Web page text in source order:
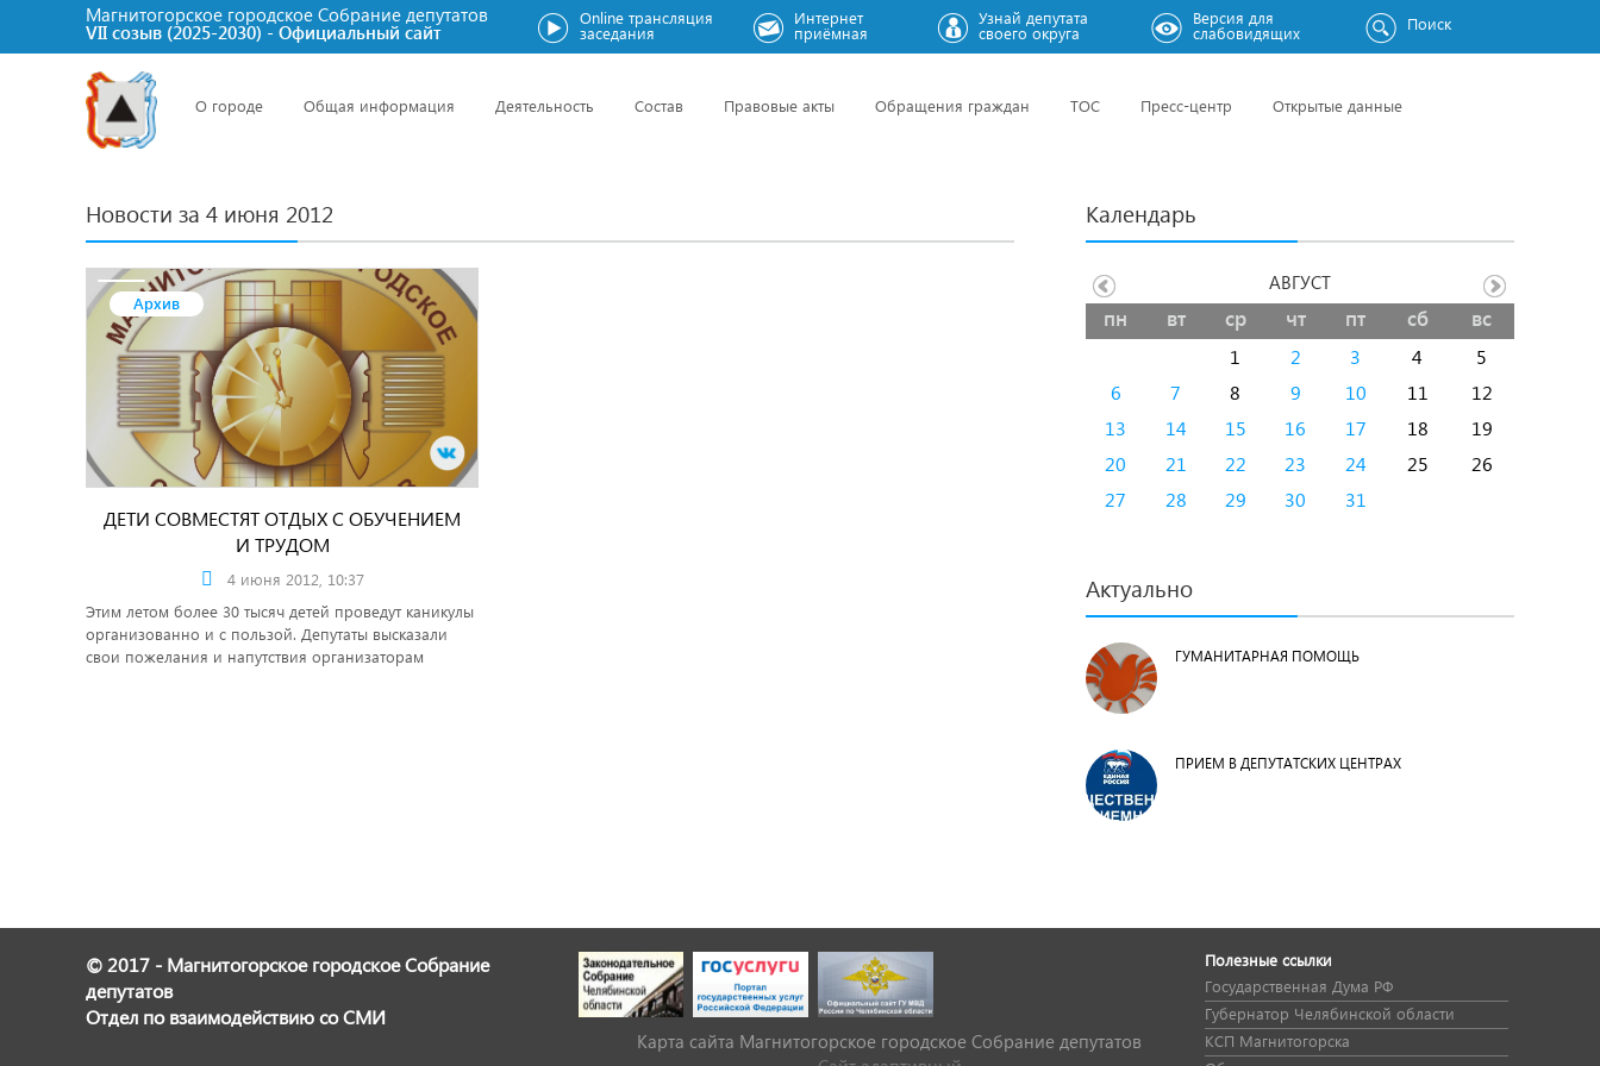
Магнитогорское городское Cобрание депутатов
VII созыв (2025-2030) - Официальный сайт
Online трансляция
заседания
Интернет
приёмная
Узнай депутата
своего округа
Версия для
слабовидящих Поиск
О городе Общая информация Деятельность Состав Правовые акты Обращения граждан ТОС Пресс-центр Открытые данные
Новости за 4 июня 2012
Архив
ДЕТИ СОВМЕСТЯТ ОТДЫХ С ОБУЧЕНИЕМ
И ТРУДОМ
4 июня 2012, 10:37
Этим летом более 30 тысяч детей проведут каникулы
организованно и с пользой. Депутаты высказали
свои пожелания и напутствия организаторам
Календарь
пн вт ср чт пт сб вс
1 2 3 4
5
6
7 8 9 10 11
12
13
14 15 16 17 18
19
20
21 22 23 24 25
26
27
28 29 30 31
АВГУСТ
Актуально
ГУМАНИТАРНАЯ ПОМОЩЬ
ПРИЕМ В ДЕПУТАТСКИХ ЦЕНТРАХ
© 2017 - Магнитогорское городское Собрание
депутатов
Отдел по взаимодействию со СМИ
Карта сайта Магнитогорское городское Cобрание депутатов
Полезные ссылки
Государственная Дума РФ
Губернатор Челябинской области
КСП Магнитогорска